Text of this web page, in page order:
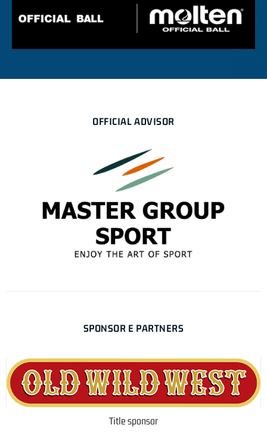
OFFICIAL ADVISOR
SPONSOR E PARTNERS
Title sponsor